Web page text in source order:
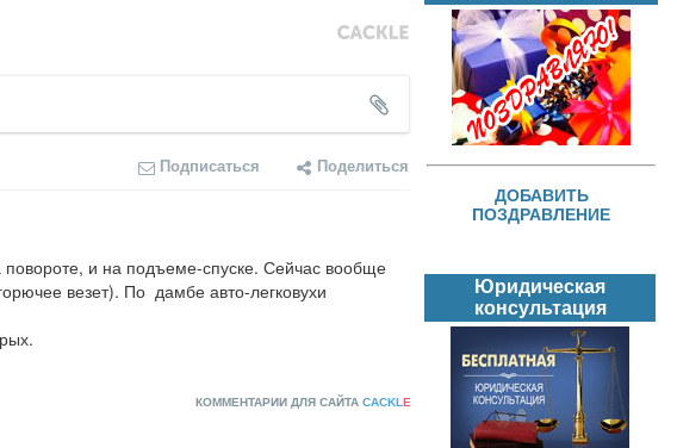
Подписаться Поделиться
и на подъеме-спуске. Сейчас вообще
везет). По  дамбе авто-легковухи
КОММЕНТАРИИ ДЛЯ САЙТА CACKL E
ДОБАВИТЬ
ПОЗДРАВЛЕНИЕ
Юридическая
консультация